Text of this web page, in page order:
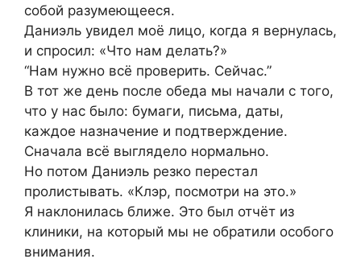
собой разумеющееся.
Даниэль увидел моё лицо, когда я вернулась,
и спросил: «Что нам делать?»
“Нам нужно всё проверить. Сейчас.”
В тот же день после обеда мы начали с того,
что у нас было: бумаги, письма, даты,
каждое назначение и подтверждение.
Сначала всё выглядело нормально.
Но потом Даниэль резко перестал
пролистывать. «Клэр, посмотри на это.»
Я наклонилась ближе. Это был отчёт из
клиники, на который мы не обратили особого
внимания.